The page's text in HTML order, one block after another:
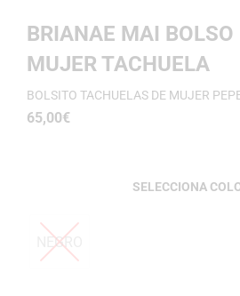
BRIANAE MAI BOLSO
MUJER TACHUELA
BOLSITO TACHUELAS DE MUJER
65,00€
NEGRO